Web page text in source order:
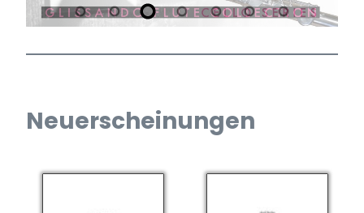
Neuerscheinungen